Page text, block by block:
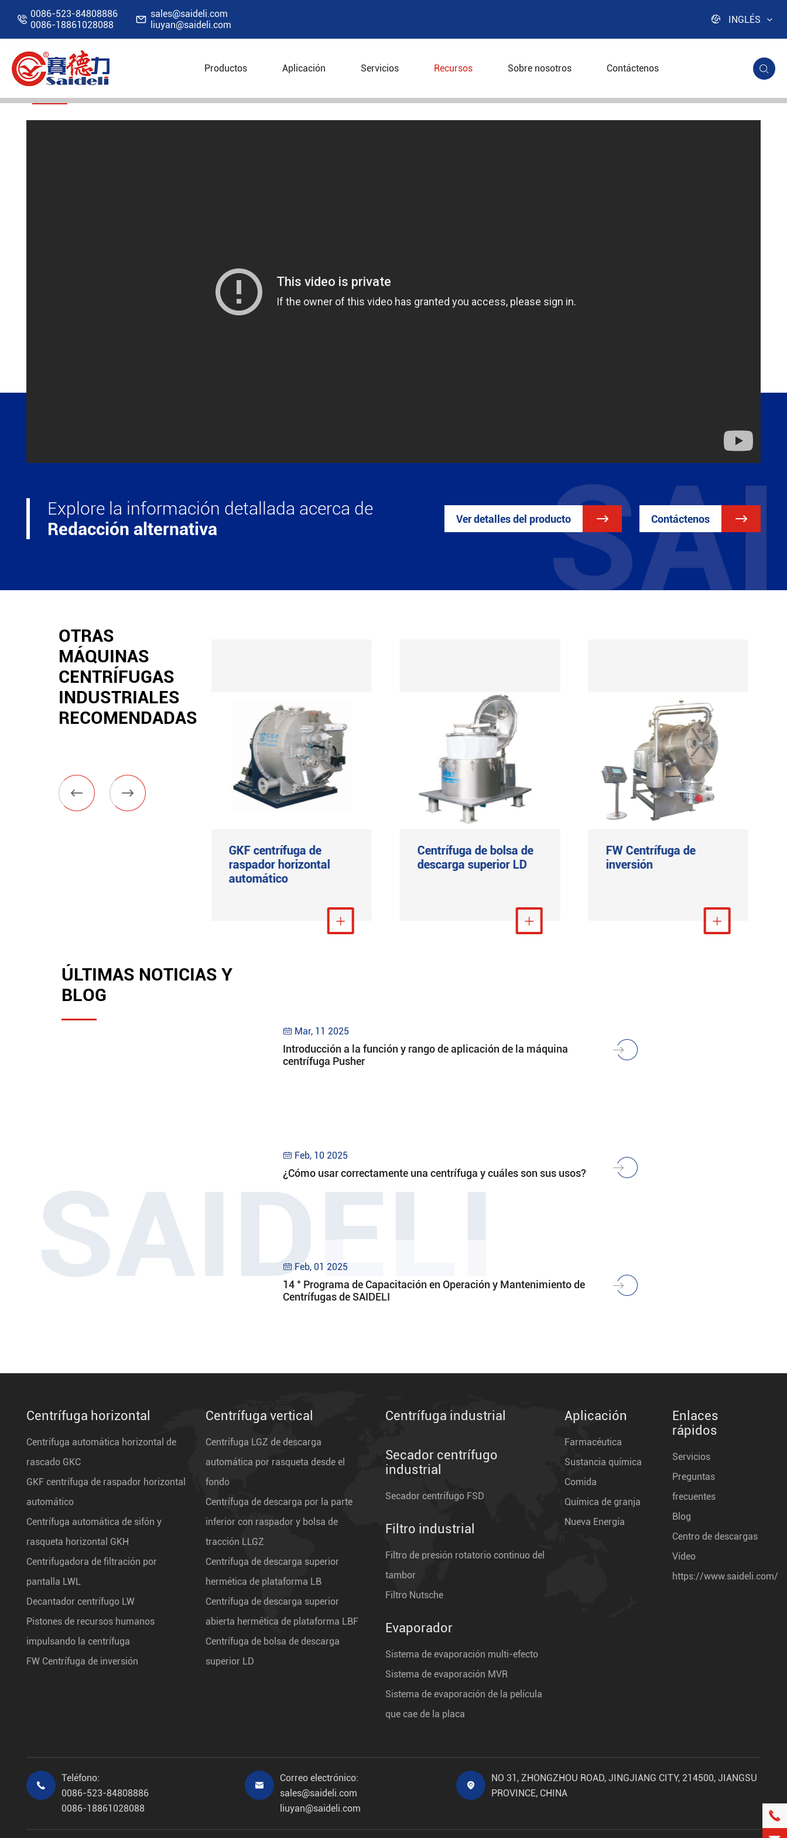
 0086-523-84808886
0086-18861028088
 sales@saideli.com
liuyan@saideli.com
 INGLÉS
Productos Aplicación Servicios Recursos Sobre nosotros Contáctenos 
Inicio Recursos
EL PROCESO DE PRODUCCIÓN DE SADLER BAG
CENTRIFUGADORA
Explore la información detallada acerca de
Redacción alternativa
Ver detalles del producto  Contáctenos 
OTRAS
MÁQUINAS
CENTRÍFUGAS
INDUSTRIALES
RECOMENDADAS
 
GKF centrífuga de
raspador horizontal
automático
Ver más

Centrífuga de bolsa de
descarga superior LD
Ver más

FW Centrífuga de
inversión
Ver más

ÚLTIMAS NOTICIAS Y
BLOG
 Mar, 11 2025
Introducción a la función y rango de aplicación de la máquina
centrífuga Pusher
 Feb, 10 2025
¿Cómo usar correctamente una centrífuga y cuáles son sus usos?
 Feb, 01 2025
14 ° Programa de Capacitación en Operación y Mantenimiento de
Centrífugas de SAIDELI
Centrífuga horizontal
Centrífuga automática horizontal de
rascado GKC
GKF centrífuga de raspador horizontal
automático
Centrífuga automática de sifón y
rasqueta horizontal GKH
Centrifugadora de filtración por
pantalla LWL
Decantador centrífugo LW
Pistones de recursos humanos
impulsando la centrífuga
FW Centrífuga de inversión
Centrífuga vertical
Centrífuga LGZ de descarga
automática por rasqueta desde el
fondo
Centrífuga de descarga por la parte
inferior con raspador y bolsa de
tracción LLGZ
Centrífuga de descarga superior
hermética de plataforma LB
Centrífuga de descarga superior
abierta hermética de plataforma LBF
Centrífuga de bolsa de descarga
superior LD
Centrífuga industrial
Secador centrífugo
industrial
Secador centrífugo FSD
Filtro industrial
Filtro de presión rotatorio continuo del
tambor
Filtro Nutsche
Evaporador
Sistema de evaporación multi-efecto
Sistema de evaporación MVR
Sistema de evaporación de la película
que cae de la placa
Aplicación
Farmacéutica
Sustancia química
Comida
Química de granja
Nueva Energía
Enlaces
rápidos
Servicios
Preguntas
frecuentes
Blog
Centro de descargas
Vídeo
https://www.saideli.com/

Teléfono:
0086-523-84808886
0086-18861028088

Correo electrónico:
sales@saideli.com
liuyan@saideli.com

NO 31, ZHONGZHOU ROAD, JINGJIANG CITY, 214500, JIANGSU
PROVINCE, CHINA
